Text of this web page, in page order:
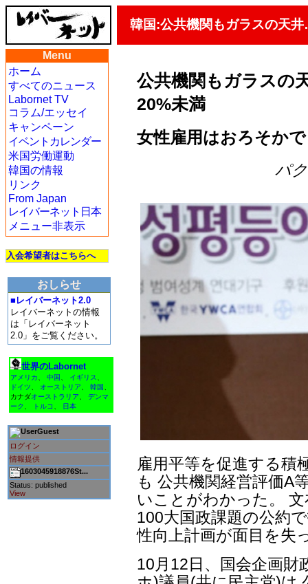
韓国:公共機関もガラスの天
Menu
ホーム
すべてのニュース
Labornet TV
コラム/エッセイ
キャンペーン
イベントカレンダー
米国労働運動
韓国の情報
リンク
From Japan
レイバーネット日本
メニュー非表示
入会希望者はこちらへ
おしらせ
■レイバーネット2.0
レイバーネットの情報
は「レイバーネット
2.0」をご覧ください。
世界のLabornet
アメリカ 中国 イギリス
ドイツ
オーストリア 韓国
カナダオーストラリア
デンマ
ーク
トルコ 日本
Guest
ログイン
情報提供
1603045918876St...
Status: published
View
公共機関もガラスの
20%未満
女性雇用はおろそか
パ
雇用平等を促進する積
も 公共機関経営評価A
いことがわかった。
100大国政課題の公約
性向上計画が面目を失
10月12日、国会企画